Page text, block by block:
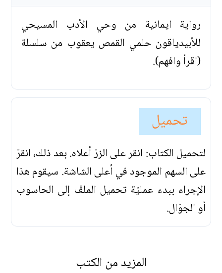
رواية ايمانية من وحي الأدب المسيحي
للأبيدياقون حلمي القمص يعقوب من سلسلة
(اقرأ وافهم).
تحميل
لتحميل الكتاب: انقر على الزرّ أعلاه. بعد ذلك، انقرّ
على السهم الموجود في أعلى الشاشة. سيقوم هذا
الإجراء ببدء عمليّة تحميل الملفّ إلى الحاسوب
أو الجوّال.
المزيد من الكتب